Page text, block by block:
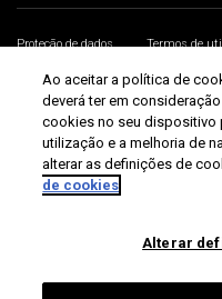
Proteção de dados Termos de
Universidade de Aveiro 2026
Ao aceitar a política de
deverá ter em
cookies no seu dispositivo
utilização e a melhoria de
alterar as definições de
de cookies
Alterar